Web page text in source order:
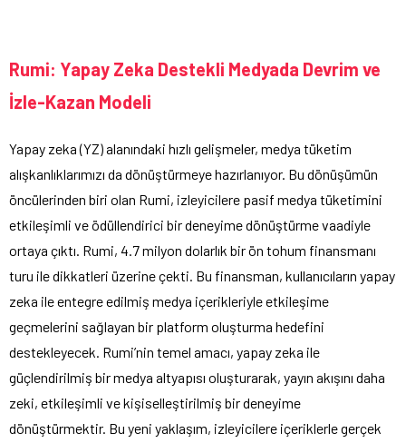
Rumi: Yapay Zeka Destekli Medyada Devrim ve
İzle-Kazan Modeli
Yapay zeka (YZ) alanındaki hızlı gelişmeler, medya tüketim
alışkanlıklarımızı da dönüştürmeye hazırlanıyor. Bu dönüşümün
öncülerinden biri olan Rumi, izleyicilere pasif medya tüketimini
etkileşimli ve ödüllendirici bir deneyime dönüştürme vaadiyle
ortaya çıktı. Rumi, 4.7 milyon dolarlık bir ön tohum finansmanı
turu ile dikkatleri üzerine çekti. Bu finansman, kullanıcıların yapay
zeka ile entegre edilmiş medya içerikleriyle etkileşime
geçmelerini sağlayan bir platform oluşturma hedefini
destekleyecek. Rumi’nin temel amacı, yapay zeka ile
güçlendirilmiş bir medya altyapısı oluşturarak, yayın akışını daha
zeki, etkileşimli ve kişiselleştirilmiş bir deneyime
dönüştürmektir. Bu yeni yaklaşım, izleyicilere içeriklerle gerçek